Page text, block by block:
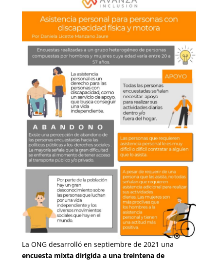
La ONG desarrolló en septiembre de 2021 una
encuesta mixta dirigida a una treintena de